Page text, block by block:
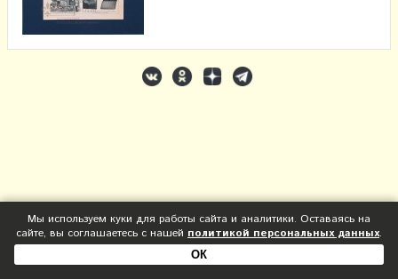
Мы используем куки для работы сайта и аналитики. Оставаясь на
сайте, вы соглашаетесь с нашей политикой персональных данных.
ОК